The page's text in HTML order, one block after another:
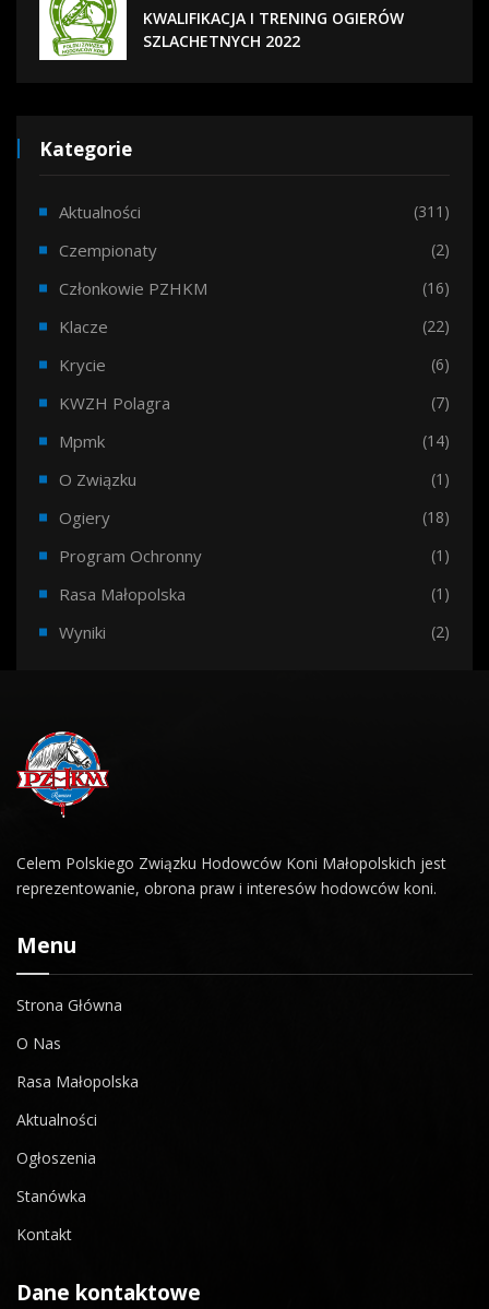
KWALIFIKACJA I TRENING OGIERÓW
SZLACHETNYCH 2022
Kategorie
Aktualności (311)
Czempionaty (2)
Członkowie PZHKM (16)
Klacze (22)
Krycie (6)
KWZH Polagra (7)
Mpmk (14)
O Związku (1)
Ogiery (18)
Program Ochronny (1)
Rasa Małopolska (1)
Wyniki (2)
Celem Polskiego Związku Hodowców Koni Małopolskich jest
reprezentowanie, obrona praw i interesów hodowców koni.
Menu
Strona Główna
O Nas
Rasa Małopolska
Aktualności
Ogłoszenia
Stanówka
Kontakt
Dane kontaktowe